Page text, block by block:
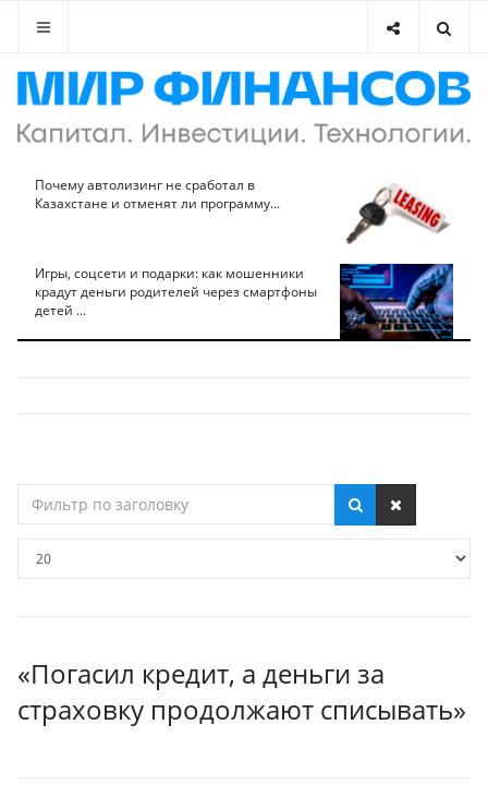
Почему автолизинг не сработал в
Казахстане и отменят ли программу...
Игры, соцсети и подарки: как мошенники
крадут деньги родителей через смартфоны
детей ...
по
«Погасил кредит, а деньги за
страховку продолжают списывать»